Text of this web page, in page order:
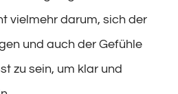
vielmehr darum, sich der
und auch der Gefühle
zu sein, um klar und